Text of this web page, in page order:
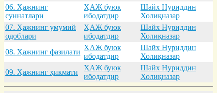
06. Ҳaжнинг
суннaтлaри
ҲАЖ буюк
ибодатдир
Шайх Нуриддин
Холиқназар
07. Ҳaжнинг умумий
одоблaри
ҲАЖ буюк
ибодатдир
Шайх Нуриддин
Холиқназар
08. Ҳaжнинг фaзилaти
ҲАЖ буюк
ибодатдир
Шайх Нуриддин
Холиқназар
09. Ҳaжнинг ҳикмaти
ҲАЖ буюк
ибодатдир
Шайх Нуриддин
Холиқназар